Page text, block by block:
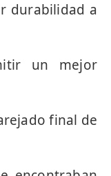
durabilidad a
un mejor
final de